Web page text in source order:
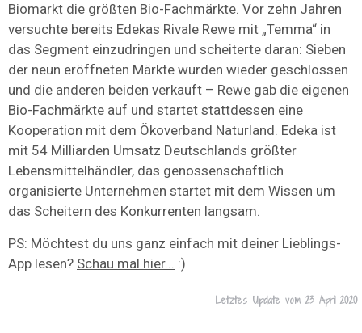
Biomarkt die größten Bio-Fachmärkte. Vor zehn Jahren
versuchte bereits Edekas Rivale Rewe mit „Temma“ in
das Segment einzudringen und scheiterte daran: Sieben
der neun eröffneten Märkte wurden wieder geschlossen
und die anderen beiden verkauft – Rewe gab die eigenen
Bio-Fachmärkte auf und startet stattdessen eine
Kooperation mit dem Ökoverband Naturland. Edeka ist
mit 54 Milliarden Umsatz Deutschlands größter
Lebensmittelhändler, das genossenschaftlich
organisierte Unternehmen startet mit dem Wissen um
das Scheitern des Konkurrenten langsam.
PS: Möchtest du uns ganz einfach mit deiner Lieblings-
App lesen? Schau mal hier... :)
Letztes Update vom 23 April 2020